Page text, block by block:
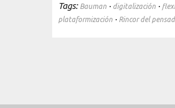
Tags: Bauman · digitalización ·
plataformización · Rincor del